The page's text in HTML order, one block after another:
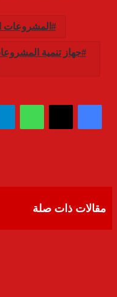
المشروعات
جهاز تنمية
واتساب
مقالات ذات صلة